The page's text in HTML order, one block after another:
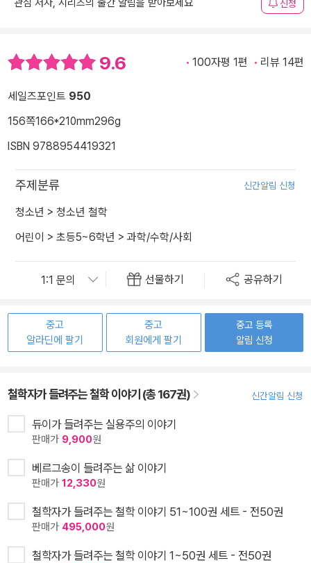
관심 저자, 시리즈의 출간 알림을 받아보세요 신청
9.6 100자평 1편 리뷰 14편
세일즈포인트 950
156쪽166*210mm296g
ISBN 9788954419321
주제분류 신간알림 신청
청소년 > 청소년 철학
어린이 > 초등5~6학년 > 과학/수학/사회
선물하기 공유하기
중고
알라딘에 팔기
중고
회원에게 팔기
중고 등록
알림 신청
철학자가 들려주는 철학 이야기 (총 167권) 신간알림 신청
듀이가 들려주는 실용주의 이야기
판매가 9,900원
베르그송이 들려주는 삶 이야기
판매가 12,330원
철학자가 들려주는 철학 이야기 51~100권 세트 - 전50권
판매가 495,000원
철학자가 들려주는 철학 이야기 1~50권 세트 - 전50권